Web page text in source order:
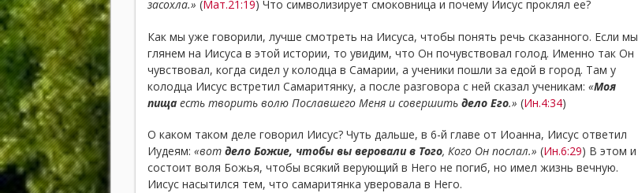
засохла.» (Мат.21:19) Что символизирует смоковница и почему Иисус проклял ее?
Как мы уже говорили, лучше смотреть на Иисуса, чтобы понять речь сказанного. Если мы
глянем на Иисуса в этой истории, то увидим, что Он почувствовал голод. Именно так Он
чувствовал, когда сидел у колодца в Самарии, а ученики пошли за едой в город. Там у
колодца Иисус встретил Самаритянку, а после разговора с ней сказал ученикам: «Моя
пища есть творить волю Пославшего Меня и совершить дело Его.» (Ин.4:34)
О каком таком деле говорил Иисус? Чуть дальше, в 6-й главе от Иоанна, Иисус ответил
Иудеям: «вот дело Божие, чтобы вы веровали в Того, Кого Он послал.» (Ин.6:29) В этом и
состоит воля Божья, чтобы всякий верующий в Него не погиб, но имел жизнь вечную.
Иисус насытился тем, что самаритянка уверовала в Него.